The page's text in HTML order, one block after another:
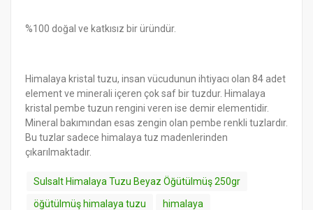
%100 doğal ve katkısız bir üründür.
Himalaya kristal tuzu, insan vücudunun ihtiyacı olan 84 adet
element ve minerali içeren çok saf bir tuzdur. Himalaya
kristal pembe tuzun rengini veren ise demir elementidir.
Mineral bakımından esas zengin olan pembe renkli tuzlardır.
Bu tuzlar sadece himalaya tuz madenlerinden
çıkarılmaktadır.
Sulsalt Himalaya Tuzu Beyaz Öğütülmüş 250gr
öğütülmüş himalaya tuzu
himalaya